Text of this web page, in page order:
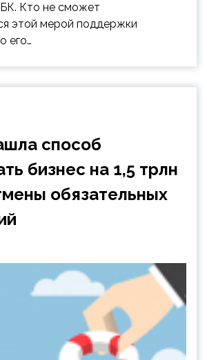
Кто не сможет
этой мерой поддержки
его…
способ
бизнес на 1,5 трлн
обязательных